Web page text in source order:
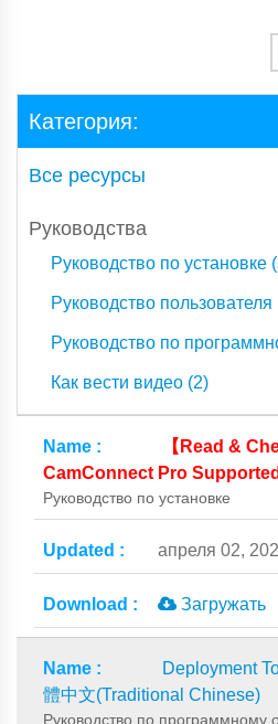
Категория:
Все ресурсы
Руководства
Руководство по установке
Руководство пользователя
Руководство по
Как вести видео (2)
【Read &
CamConnect Pro
Руководство по установке
апреля 02,
Загружать
Deployment
體中文(Traditional Chinese)
Руководство по программному